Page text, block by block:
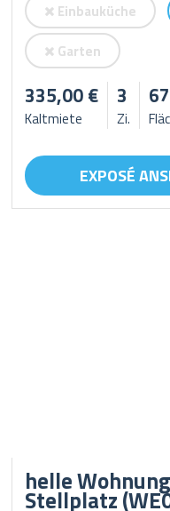
Einbauküche
Garten
335,00 €
Kaltmiete
3
Zi.
EXPOSÉ
helle
Stellplatz